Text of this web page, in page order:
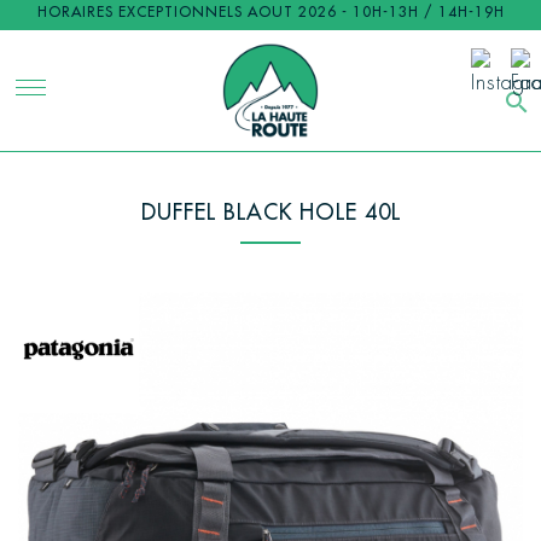
HORAIRES EXCEPTIONNELS AOUT 2026 - 10H-13H / 14H-19H
search
DUFFEL BLACK HOLE 40L